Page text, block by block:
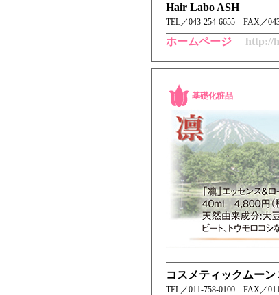
Hair Labo ASH
TEL／ 043-254-6655 FAX／
ホームページ http://
基礎化粧品
コスメティックムー
TEL／ 011-758-0100 FAX／